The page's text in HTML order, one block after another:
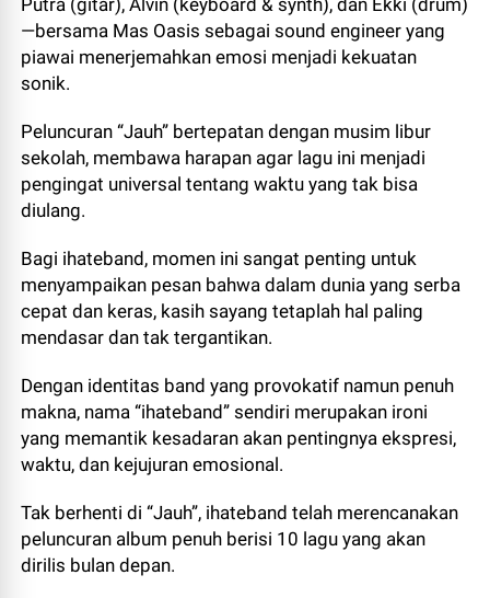
Putra (gitar), Alvin (keyboard & synth), dan Ekki (drum)
—bersama Mas Oasis sebagai sound engineer yang
piawai menerjemahkan emosi menjadi kekuatan
sonik.
Peluncuran “Jauh” bertepatan dengan musim libur
sekolah, membawa harapan agar lagu ini menjadi
pengingat universal tentang waktu yang tak bisa
diulang.
Bagi ihateband, momen ini sangat penting untuk
menyampaikan pesan bahwa dalam dunia yang serba
cepat dan keras, kasih sayang tetaplah hal paling
mendasar dan tak tergantikan.
Dengan identitas band yang provokatif namun penuh
makna, nama “ihateband” sendiri merupakan ironi
yang memantik kesadaran akan pentingnya ekspresi,
waktu, dan kejujuran emosional.
Tak berhenti di “Jauh”, ihateband telah merencanakan
peluncuran album penuh berisi 10 lagu yang akan
dirilis bulan depan.